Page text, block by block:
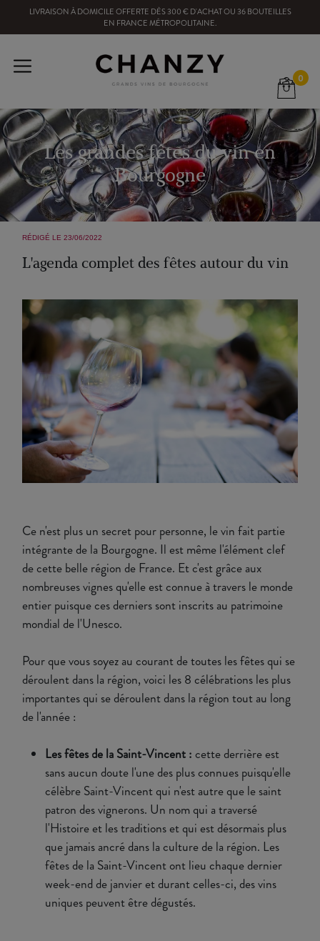
LIVRAISON À DOMICILE OFFERTE DÈS300€ D'ACHAT OU 36BOUTEILLES
EN FRANCE MÉTROPOLITAINE.
0
Les grandes fêtes du vin en
Bourgogne
RÉDIGÉ LE 23/06/2022
L'agenda complet des fêtes autour du vin
Ce n'est plus un secret pour personne, le vin fait partie
intégrante de la Bourgogne. Il est même l'élément clef
de cette belle région de France. Et c'est grâce aux
nombreuses vignes qu'elle est connue à travers le monde
entier puisque ces derniers sont inscrits au patrimoine
mondial de l'Unesco.
Pour que vous soyez au courant de toutes les fêtes qui se
déroulent dans la région, voici les 8 célébrations les plus
importantes qui se déroulent dans la région tout au long
de l'année :
Les fêtes de la Saint-Vincent :cette derrière est
sans aucun doute l'une des plus connues puisqu'elle
célèbre Saint-Vincent qui n'est autre que le saint
patron des vignerons. Un nom qui a traversé
l'Histoire et les traditions et qui est désormais plus
que jamais ancré dans la culture de la région. Les
fêtes de la Saint-Vincent ont lieu chaque dernier
week-end de janvier et durant celles-ci, des vins
uniques peuvent être dégustés.